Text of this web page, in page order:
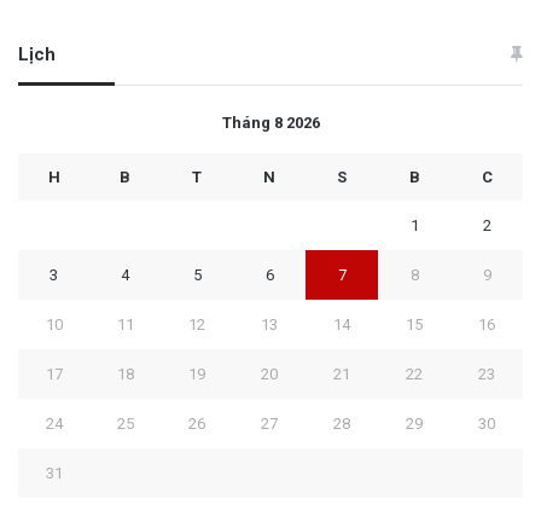
Lịch
Tháng 8 2026
H B T N S B C
1 2
3 4 5 6 7 8 9
10 11 12 13 14 15 16
17 18 19 20 21 22 23
24 25 26 27 28 29 30
31